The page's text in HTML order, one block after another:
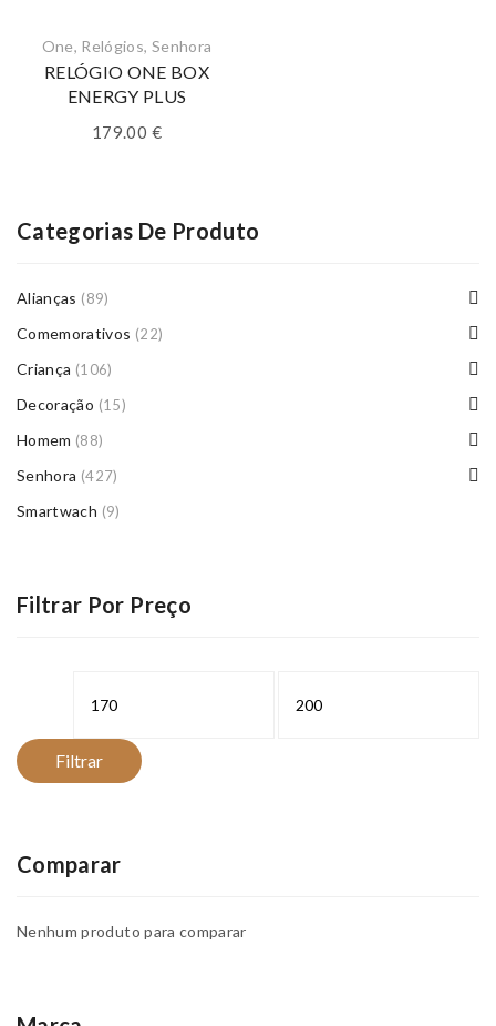
One, Relógios, Senhora
RELÓGIO ONE BOX
ENERGY PLUS
179.00 €
Categorias De Produto
Alianças (89)
Comemorativos (22)
Criança (106)
Decoração (15)
Homem (88)
Senhora (427)
Smartwach (9)
Filtrar Por Preço
Filtrar
Comparar
Nenhum produto para comparar